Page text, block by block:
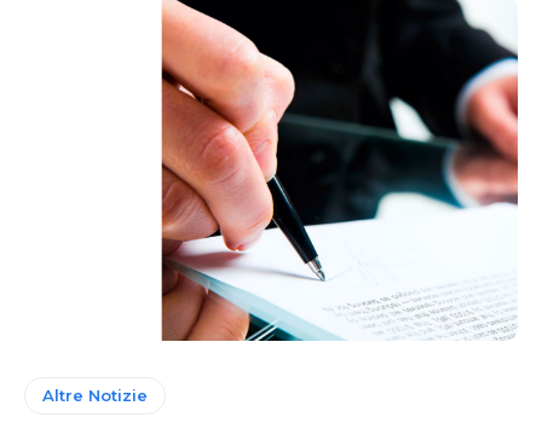
Altre Notizie